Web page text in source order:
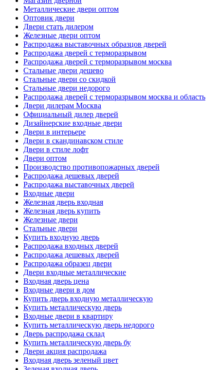
Металлические двери оптом
Оптовик двери
Двери стать дилером
Железные двери оптом
Распродажа выставочных образцов дверей
Распродажа дверей с терморазрывом
Распродажа дверей с терморазрывом москва
Стальные двери дешево
Стальные двери со скидкой
Стальные двери недорого
Распродажа дверей с терморазрывом москва и область
Двери дилерам Москва
Официальный дилер дверей
Дизайнерские входные двери
Двери в интерьере
Двери в скандинавском стиле
Двери в стиле лофт
Двери оптом
Производство противопожарных дверей
Распродажа дешевых дверей
Распродажа выставочных дверей
Входные двери
Железная дверь входная
Железная дверь купить
Железные двери
Стальные двери
Купить входную дверь
Распродажа входных дверей
Распродажа дешевых дверей
Распродажа образец двери
Двери входные металлические
Входная дверь цена
Входные двери в дом
Купить дверь входную металлическую
Купить металлическую дверь
Входные двери в квартиру
Купить металлическую дверь недорого
Дверь распродажа склад
Купить металлическую дверь бу
Двери акция распродажа
Входная дверь зеленый цвет